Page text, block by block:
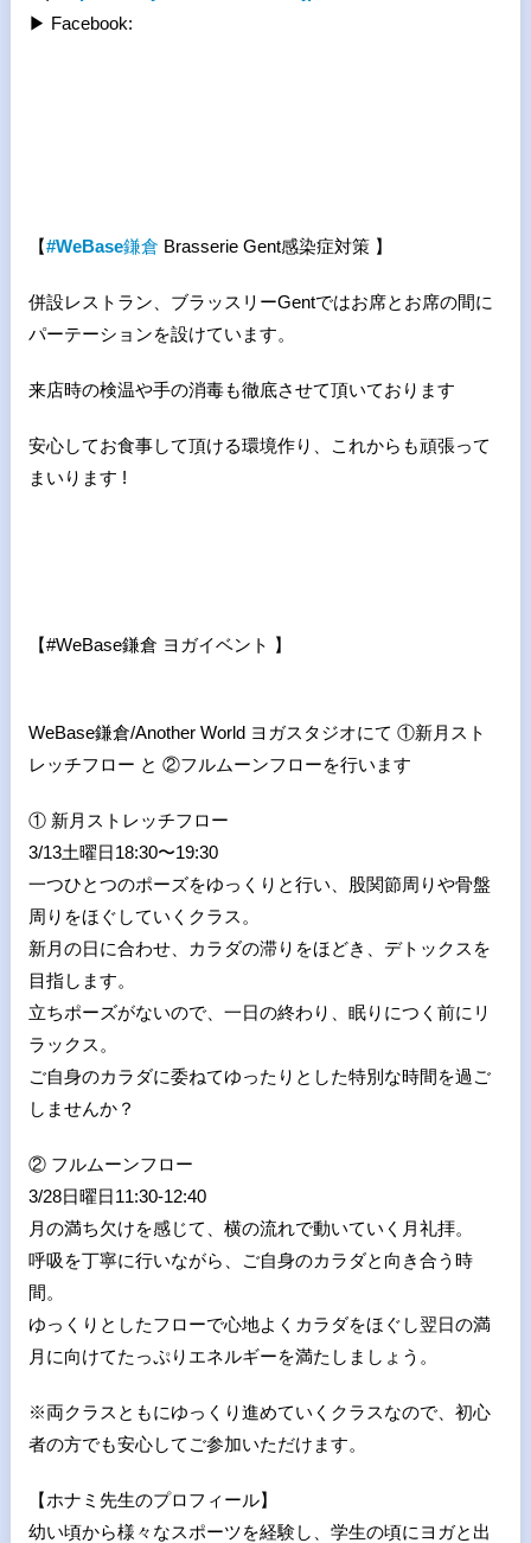
▶︎ Facebook:
【#WeBase鎌倉 Brasserie Gent感染症対策 】
併設レストラン、ブラッスリーGentではお席とお席の間に
パーテーションを設けています。
来店時の検温や手の消毒も徹底させて頂いております
安心してお食事して頂ける環境作り、これからも頑張って
まいります !
【#WeBase鎌倉 ヨガイベント 】
WeBase鎌倉/Another World ヨガスタジオにて ①新月スト
レッチフロー と ②フルムーンフローを行います
① 新月ストレッチフロー
3/13土曜日18:30〜19:30
一つひとつのポーズをゆっくりと行い、股関節周りや骨盤
周りをほぐしていくクラス。
新月の日に合わせ、カラダの滞りをほどき、デトックスを
目指します。
立ちポーズがないので、一日の終わり、眠りにつく前にリ
ラックス。
ご自身のカラダに委ねてゆったりとした特別な時間を過ご
しませんか？
② フルムーンフロー
3/28日曜日11:30-12:40
月の満ち欠けを感じて、横の流れで動いていく月礼拝。
呼吸を丁寧に行いながら、ご自身のカラダと向き合う時
間。
ゆっくりとしたフローで心地よくカラダをほぐし翌日の満
月に向けてたっぷりエネルギーを満たしましょう。
※両クラスともにゆっくり進めていくクラスなので、初心
者の方でも安心してご参加いただけます。
【ホナミ先生のプロフィール】
幼い頃から様々なスポーツを経験し、学生の頃にヨガと出